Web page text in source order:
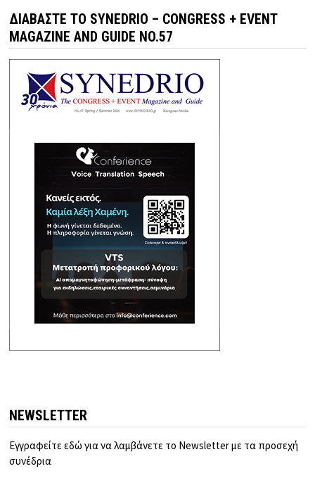
ΔΙΑΒΆΣΤΕ ΤΟ SYNEDRIO – CONGRESS + EVENT
MAGAZINE AND GUIDE NO.57
NEWSLETTER
Εγγραφείτε εδώ για να λαμβάνετε το Newsletter με τα προσεχή
συνέδρια